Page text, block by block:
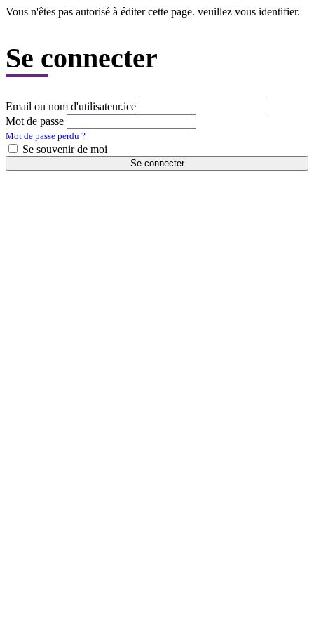
Vous n'êtes pas autorisé à éditer cette page. veuillez vous identifier.
Se connecter
Email ou nom d'utilisateur.ice
Mot de passe
Mot de passe perdu ?
Se souvenir de moi
Se connecter